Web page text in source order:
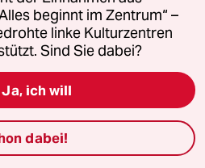
vereinigung, noch
oeffentlich zu den
geaeussert haben und
form distanziert haben
lediglich ein lautes
sondern im gegenteil
beschwert
berufsstand nun durch
in schlechtem
beginnt im Zentrum“ –
linke Kulturzentren
Sind Sie dabei?
Ja, ich will
dabei!